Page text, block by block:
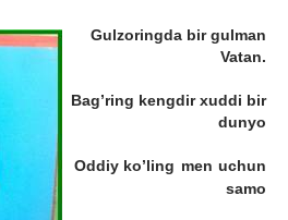
Gulzoringda bir gulman
Vatan.
Bag’ring kengdir xuddi bir
dunyo
Oddiy ko’ling men uchun
samo